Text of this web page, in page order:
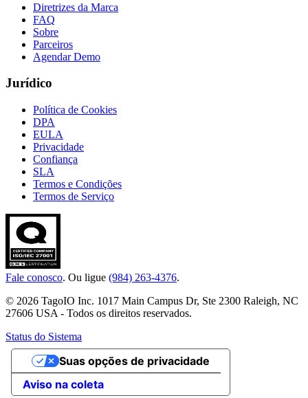
Diretrizes da Marca
FAQ
Sobre
Parceiros
Agendar Demo
Jurídico
Política de Cookies
DPA
EULA
Privacidade
Confiança
SLA
Termos e Condições
Termos de Serviço
Fale conosco. Ou ligue (984) 263-4376.
© 2026 TagoIO Inc. 1017 Main Campus Dr, Ste 2300 Raleigh, NC
27606 USA - Todos os direitos reservados.
Status do Sistema
Aviso na coleta
Suas opções de privacidade